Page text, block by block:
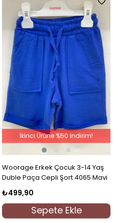
Woorage Erkek Çocuk 3-14 Yaş
Duble Paça Cepli Şort 4065 Mavi
₺499,90
Sepete Ekle
İkinci Ürüne %50 İndirim!